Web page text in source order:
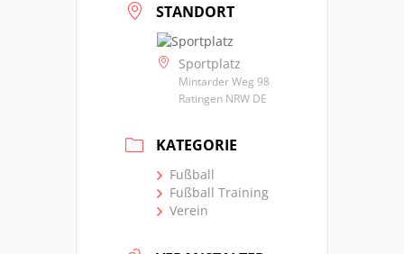
STANDORT
Sportplatz
Mintarder Weg 98
Ratingen NRW DE
KATEGORIE
Fußball
Fußball Training
Verein